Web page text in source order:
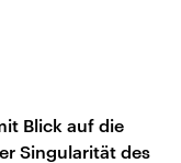
Blick auf die
Singularität des